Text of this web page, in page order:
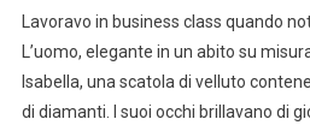
Lavoravo in business class quando
L’uomo, elegante in un abito su
Isabella, una scatola di velluto
di diamanti. I suoi occhi brillavano di